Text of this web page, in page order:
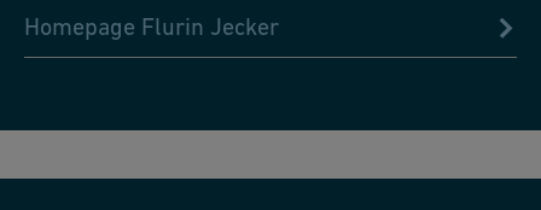
Homepage Flurin Jecker